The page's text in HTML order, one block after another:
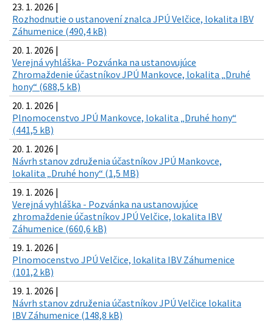
23. 1. 2026 |
Rozhodnutie o ustanovení znalca JPÚ Velčice, lokalita IBV
Záhumenice (490,4 kB)
20. 1. 2026 |
Verejná vyhláška- Pozvánka na ustanovujúce
Zhromaždenie účastníkov JPÚ Mankovce, lokalita „Druhé
hony“ (688,5 kB)
20. 1. 2026 |
Plnomocenstvo JPÚ Mankovce, lokalita „Druhé hony“
(441,5 kB)
20. 1. 2026 |
Návrh stanov združenia účastníkov JPÚ Mankovce,
lokalita „Druhé hony“ (1,5 MB)
19. 1. 2026 |
Verejná vyhláška - Pozvánka na ustanovujúce
zhromaždenie účastníkov JPÚ Velčice, lokalita IBV
Záhumenice (660,6 kB)
19. 1. 2026 |
Plnomocenstvo JPÚ Velčice, lokalita IBV Záhumenice
(101,2 kB)
19. 1. 2026 |
Návrh stanov združenia účastníkov JPÚ Velčice lokalita
IBV Záhumenice (148,8 kB)